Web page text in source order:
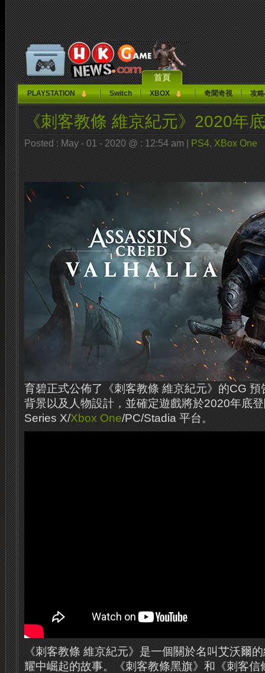
首頁
PLAYSTATION Switch XBOX 奇聞奇視 攻
《刺客教條 維京紀元》2020年
Posted : May - 01 - 2020 @ : 12:54 am | PS4, XBox One
育碧正式公佈了《刺客教條 維京紀元》的CG
背景以及人物設計，並確定遊戲將於2020年底
Series X/Xbox One/PC/Stadia 平台。
《刺客教條 維京紀元》是一個關於名叫艾沃爾
耀中崛起的故事。《刺客教條黑旗》和《刺客信